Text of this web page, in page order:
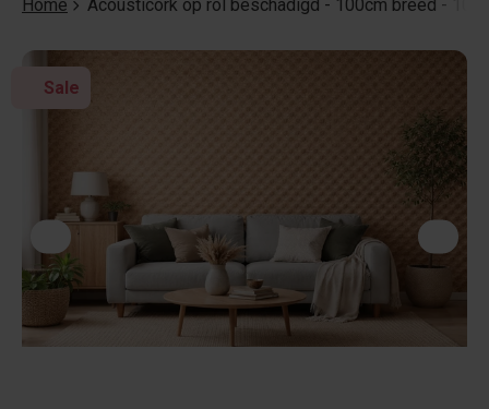
Home Acousticork op rol beschadigd - 100cm breed - 10m
Sale